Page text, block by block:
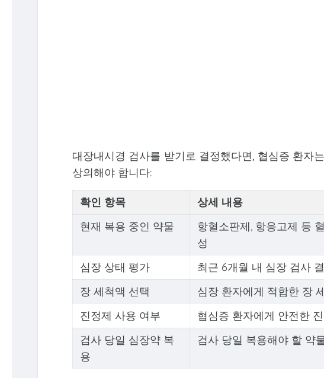
대장내시경 검사를 받기로 결정했다면, 협심증 환자
상의해야 합니다:
확인 항목
상세 내용
현재 복용 중인 약물
항혈소판제, 항응고제 등
성
심장 상태 평가
최근 6개월 내 심장 검사
장 세척액 선택
심장 환자에게 적합한 장
진정제 사용 여부
협심증 환자에게 안전한
검사 당일 심장약 복
용
검사 당일 복용해야 할 약